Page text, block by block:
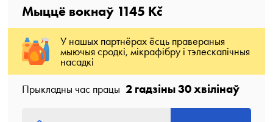
Мыццё вокнаў 1145 Kč
У нашых партнёрах ёсць правераныя
мыючыя сродкі, мікрафібру і тэлескапічныя
насадкі
Прыкладны час працы 2 гадзіны 30 хвілінаў